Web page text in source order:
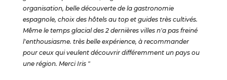
organisation, belle découverte de la gastronomie
espagnole, choix des hôtels au top et guides très cultivés.
Même le temps glacial des 2 dernières villes n'a pas freiné
l'enthousiasme. très belle expérience, à recommander
pour ceux qui veulent découvrir différemment un pays ou
une région. Merci Iris "